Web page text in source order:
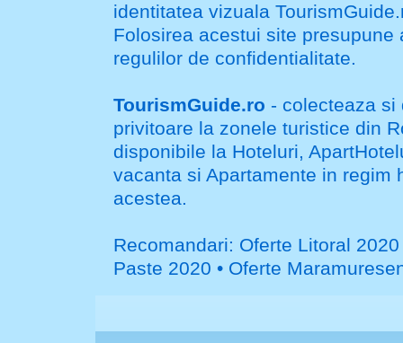
identitatea vizuala
Folosirea acestui site
regulilor de confidentialitate.
TourismGuide.ro - colecteaza si
privitoare la zonele turistice din
disponibile la Hoteluri,
vacanta si Apartamente in regim
acestea.
Recomandari: Oferte Litoral 2020
Paste 2020 • Oferte